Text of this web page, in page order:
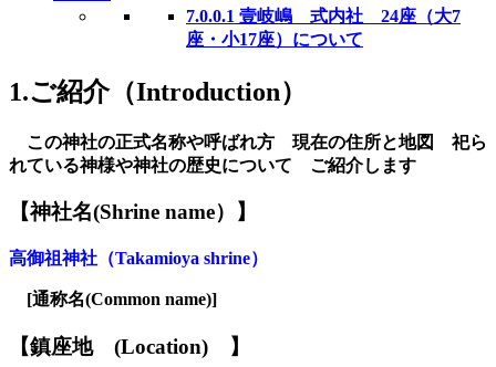
7.0.0.1 壹岐嶋 式内社 24座（大7
座・小17座）について
1.ご紹介（Introduction）
この神社の正式名称や呼ばれ方 現在の住所と地図 祀ら
れている神様や神社の歴史について ご紹介します
【神社名(Shrine name） 】
高御祖神社（Takamioya shrine）
[通称名(Common name)]
【鎮座地 (Location) 】